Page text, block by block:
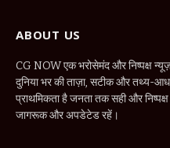
ABOUT US
CG NOW एक भरोसेमंद और निष्पक्ष
दुनिया भर की ताज़ा, सटीक और तथ्य-
प्राथमिकता है जनता तक सही और
जागरूक और अपडेटेड रहें।